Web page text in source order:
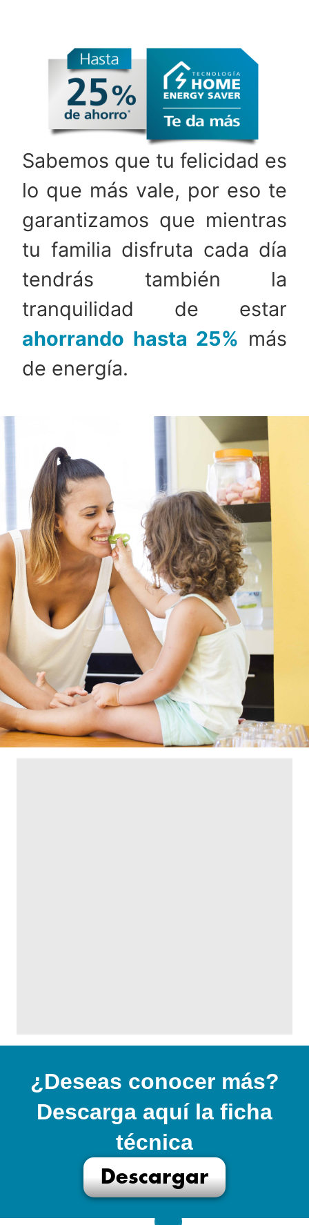
Sabemos que tu felicidad es
lo que más vale, por eso te
garantizamos que mientras
tu familia disfruta cada día
tendrás también la
tranquilidad de estar
ahorrando hasta 25% más
de energía.
¿Deseas conocer más?
Descarga aquí la ficha
técnica
Descargar